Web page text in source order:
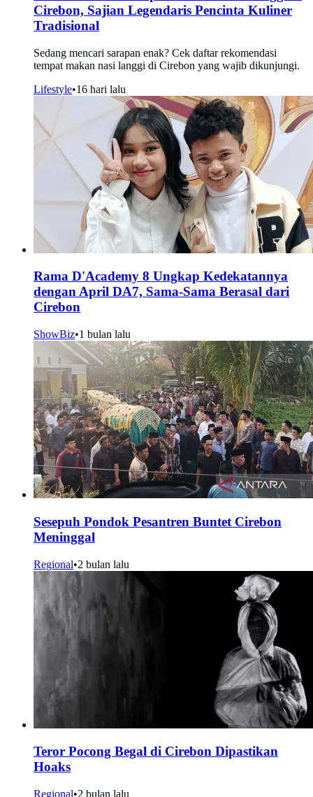
Cirebon, Sajian Legendaris Pencinta Kuliner
Tradisional
Sedang mencari sarapan enak? Cek daftar rekomendasi
tempat makan nasi langgi di Cirebon yang wajib dikunjungi.
Lifestyle•16 hari lalu
Rama D'Academy 8 Ungkap Kedekatannya
dengan April DA7, Sama-Sama Berasal dari
Cirebon
ShowBiz•1 bulan lalu
Sesepuh Pondok Pesantren Buntet Cirebon
Meninggal
Regional•2 bulan lalu
Teror Pocong Begal di Cirebon Dipastikan
Hoaks
Regional•2 bulan lalu